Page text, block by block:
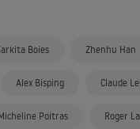
Boies Zhenhu Han
Alex Bisping Claude
Poitras Roger